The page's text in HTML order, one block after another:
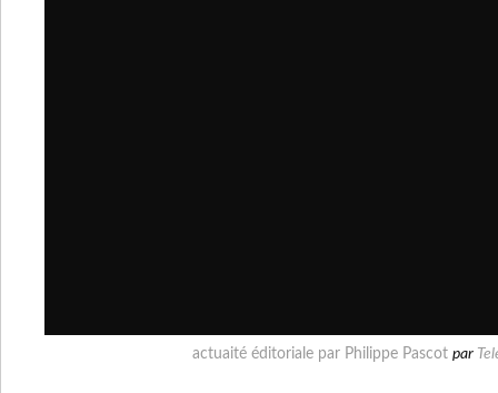
actuaité éditoriale par Philippe Pascot par